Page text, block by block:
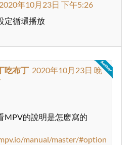
2020年10月23日 下午5:26
定循環播放
吃布丁 2020年10月23日 晚
MPV的說明是怎麽寫的
manual/master/#option